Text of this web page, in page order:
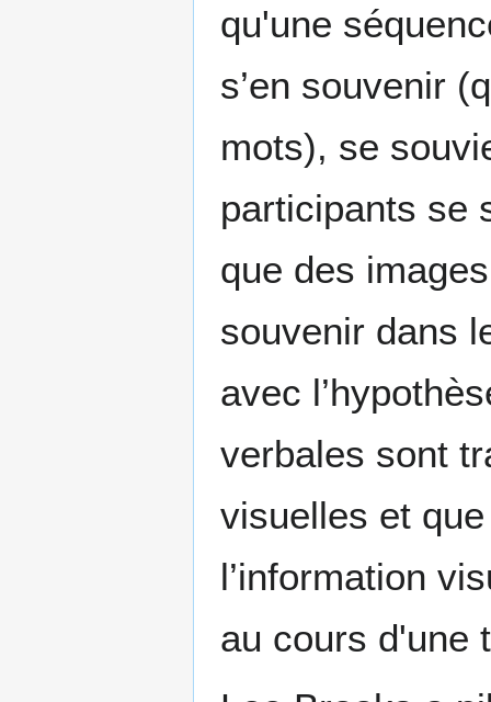
qu'une
s’en souvenir
mots), se
participants se
que des
souvenir dans
avec
verbales sont
visuelles et
l’information
au cours d'une